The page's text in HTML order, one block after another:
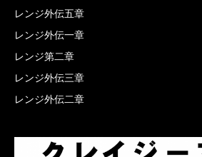
レンジ外伝五章
レンジ外伝一章
レンジ第二章
レンジ外伝三章
レンジ外伝二章